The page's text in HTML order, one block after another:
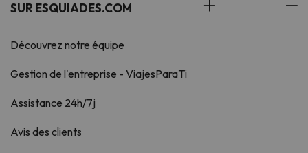
SUR ESQUIADES.COM
Découvrez notre équipe
Gestion de l'entreprise - ViajesParaTi
Assistance 24h/7j
Avis des clients